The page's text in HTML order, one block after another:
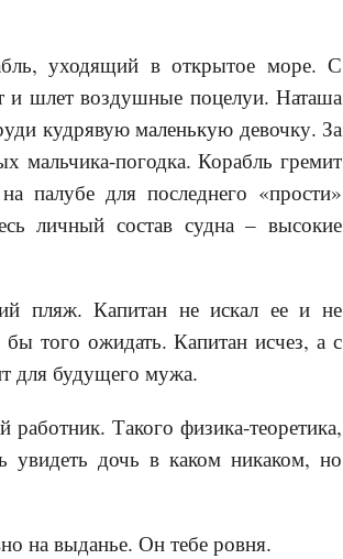
уходящий в открытое море. С
и шлет воздушные поцелуи. Наташа
кудрявую маленькую девочку. За
мальчика-погодка. Корабль гремит
палубе для последнего «прости»
личный состав судна – высокие
пляж. Капитан не искал ее и не
того ожидать. Капитан исчез, а с
для будущего мужа.
Такого физика-теоретика,
увидеть дочь в каком никаком, но
на выданье. Он тебе ровня.